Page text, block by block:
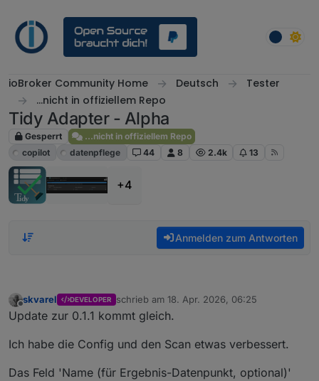
ioBroker Community Home Deutsch
Tester
...nicht in offiziellem Repo
Tidy Adapter - Alpha
Gesperrt
...nicht in offiziellem Repo
copilot
datenpflege 44 8 2.4k 13
+4
Anmelden zum Antworten
Offline
skvarel DEVELOPER schrieb am 18. Apr. 2026, 06:25
zuletzt editiert von
Update zur 0.1.1 kommt gleich.
Ich habe die Config und den Scan etwas verbessert.
Das Feld 'Name (für Ergebnis-Datenpunkt, optional)'